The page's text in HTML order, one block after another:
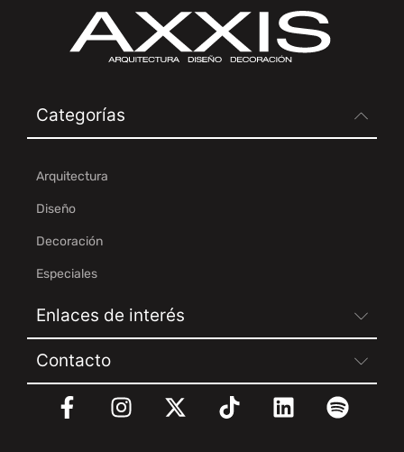
Categorías
Arquitectura
Diseño
Decoración
Especiales
Enlaces de interés
Contacto